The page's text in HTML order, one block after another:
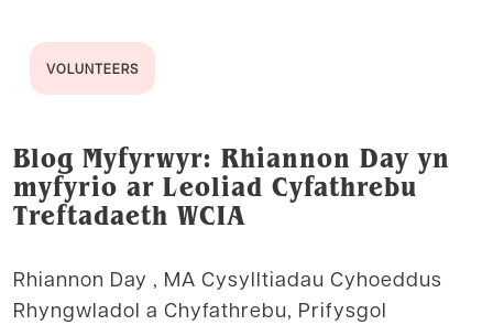
VOLUNTEERS
Blog Myfyrwyr: Rhiannon Day yn
myfyrio ar Leoliad Cyfathrebu
Treftadaeth WCIA
Rhiannon Day , MA Cysylltiadau Cyhoeddus
Rhyngwladol a Chyfathrebu, Prifysgol